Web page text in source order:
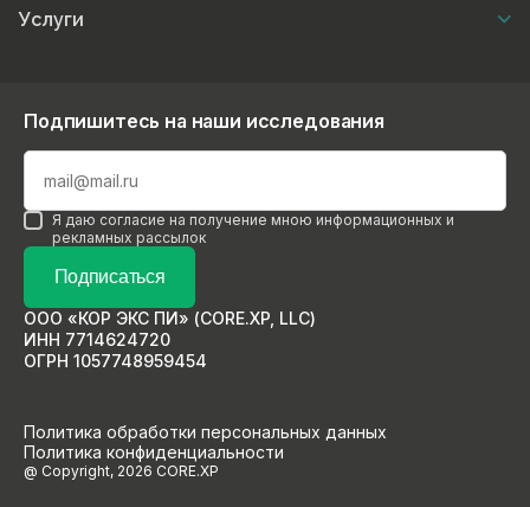
Услуги
ООО «КОР ЭКС ПИ» (CORE.XP, LLC)
ИНН 7714624720
ОГРН 1057748959454
Политика обработки персональных данных
Политика конфиденциальности
@ Copyright, 2026 CORE.XP
Подпишитесь на наши исследования
Подписаться
Я даю согласие на получение мною информационных и
рекламных рассылок